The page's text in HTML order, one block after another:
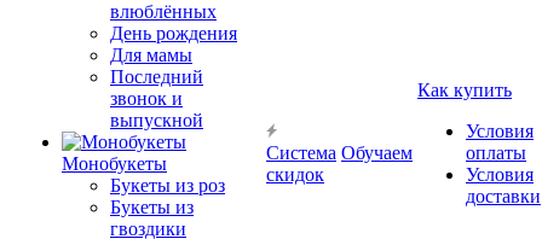
влюблённых
День рождения
Для мамы
Последний
звонок и
выпускной
Монобукеты
Букеты из роз
Букеты из
гвоздики
Система
скидок
Обучаем
Как купить
Условия
оплаты
Условия
доставки